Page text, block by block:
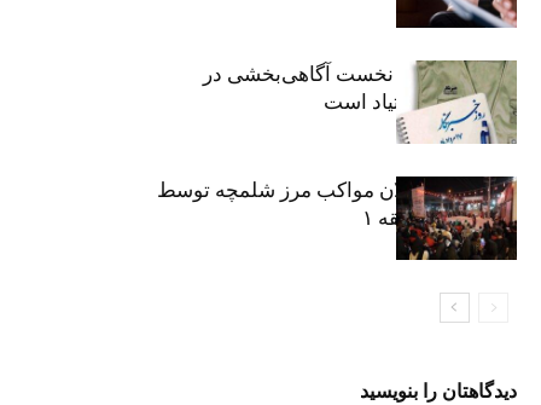
«رسانه» سنگر نخست آگاهی‌بخشی در
پیشگیری از اعتیاد است
نکوداشت فعالان مواکب مرز شلمچه توسط
شهرداری منطقه ۱
دیدگاهتان را بنویسید